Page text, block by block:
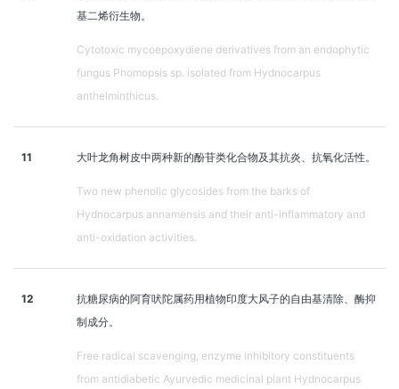
基二烯衍生物。
Cytotoxic mycoepoxydiene derivatives from an endophytic
fungus Phomopsis sp. isolated from Hydnocarpus
anthelminthicus.
11 大叶龙角树皮中两种新的酚苷类化合物及其抗炎、抗氧化活性。
Two new phenolic glycosides from the barks of
Hydnocarpus annamensis and their anti-inflammatory and
anti-oxidation activities.
12
抗糖尿病的阿育吠陀属药用植物印度大风子的自由基清除、酶抑
制成分。
Free radical scavenging, enzyme inhibitory constituents
from antidiabetic Ayurvedic medicinal plant Hydnocarpus